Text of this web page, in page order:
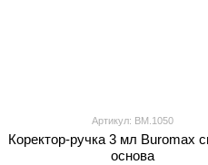
Артикул: BM.1050
Коректор-ручка 3 мл Buromax
основа